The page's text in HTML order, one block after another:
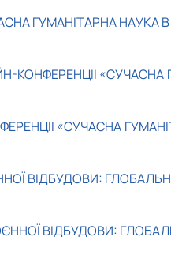
ГУМАНІТАРНА НАУКА
«СУЧАСНА
«СУЧАСНА
ВІДБУДОВИ:
ВІДБУДОВИ: